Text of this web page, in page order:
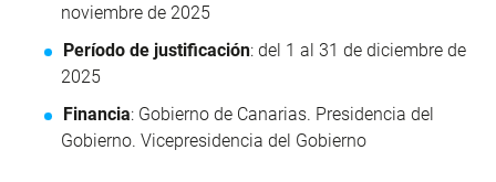
noviembre de 2025
Período de justificación: del 1 al 31 de diciembre de
2025
Financia: Gobierno de Canarias. Presidencia del
Gobierno. Vicepresidencia del Gobierno